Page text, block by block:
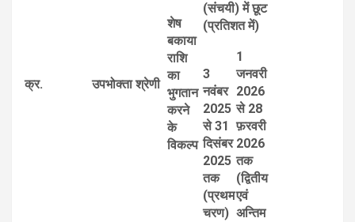
क्र. उपभोक्ता श्रेणी
शेष
बकाया
राशि
का
भुगतान
करने
के
विकल्प
(संचयी) में छूट
(प्रतिशत में)
3
नवंबर
2025
से 31
दिसंबर
2025
तक
(प्रथम
चरण)
1
जनवरी
2026
से 28
फ़रवरी
2026
तक
(द्वितीय
एवं
अन्तिम